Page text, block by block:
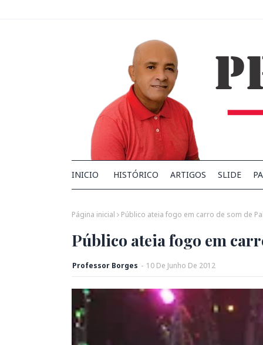
INICIO HISTÓRICO ARTIGOS SLIDE
Página inicial Público ateia fogo em carro de som de
Público ateia fogo em
Professor Borges - 10 De Junho De 2012